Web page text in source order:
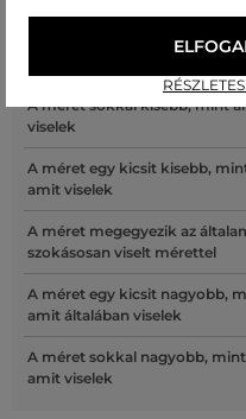
ÜGYFELEINKNEK
A méret sokkal kisebb, mint
viselek
A méret egy kicsit kisebb,
amit viselek
A méret megegyezik az
szokásosan viselt mérettel
A méret egy kicsit nagyobb,
amit általában viselek
A méret sokkal nagyobb, mint
amit viselek